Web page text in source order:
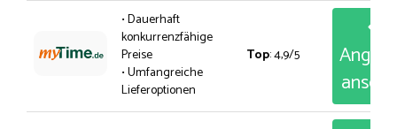
• Dauerhaft
konkurrenzfähige
Preise
• Umfangreiche
Lieferoptionen
Top: 4,9/5